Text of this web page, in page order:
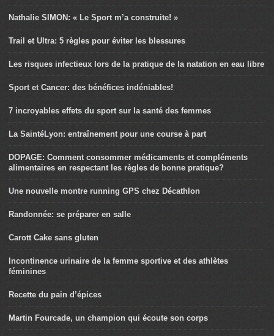
Nathalie SIMON: « Le Sport m’a construite! »
Trail et Ultra: 5 règles pour éviter les blessures
Les risques infectieux lors de la pratique de la natation en eau libre
Sport et Cancer: des bénéfices indéniables!
7 incroyables effets du sport sur la santé des femmes
La SaintéLyon: entraînement pour une course à part
DOPAGE: Comment consommer médicaments et compléments
alimentaires en respectant les règles de bonne pratique?
Une nouvelle montre running GPS chez Décathlon
Randonnée: se préparer en salle
Carott Cake sans gluten
Incontinence urinaire de la femme sportive et des athlètes
féminines
Recette du pain d’épices
Martin Fourcade, un champion qui écoute son corps